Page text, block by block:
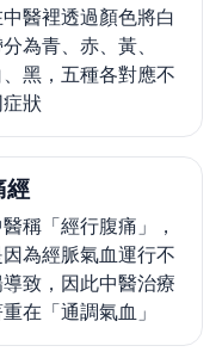
醫裡透過顏色將白
為青、赤、黃、
、黑，五種各對應不
狀
經
稱「經行腹痛」，
因為經脈氣血運行不
致，因此中醫治療
在「通調氣血」